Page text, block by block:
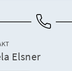
Elsner